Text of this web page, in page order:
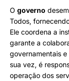
O governo
Todos,
Ele coordena a
garante a
governamentais
sua vez, é
operação dos